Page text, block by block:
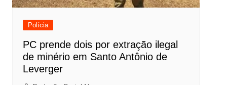
Polícia
PC prende dois por extração ilegal
de minério em Santo Antônio de
Leverger